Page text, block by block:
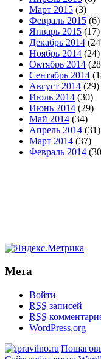
Март 2015 (3)
Февраль 2015 (6)
Январь 2015 (17)
Декабрь 2014
Ноябрь 2014 (24)
Октябрь 2014
Сентябрь 2014
Август 2014 (29)
Июль 2014 (30)
Июнь 2014 (29)
Май 2014 (34)
Апрель 2014 (31)
Март 2014 (37)
Февраль 2014
Мета
Войти
RSS записей
RSS
WordPress.org